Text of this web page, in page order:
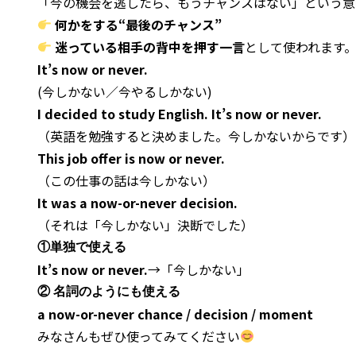
何かをする“最後のチャンス”
迷っている相手の背中を押す一言として使われます。
It’s now or never.
(今しかない／今やるしかない)
I decided to study English. It’s now or never.
（英語を勉強すると決めました。今しかないからです）
This job offer is now or never.
（この仕事の話は今しかない）
It was a now-or-never decision.
（それは「今しかない」決断でした）
①単独で使える
It’s now or never.→「今しかない」
② 名詞のようにも使える
a now-or-never chance / decision / moment
みなさんもぜひ使ってみてください